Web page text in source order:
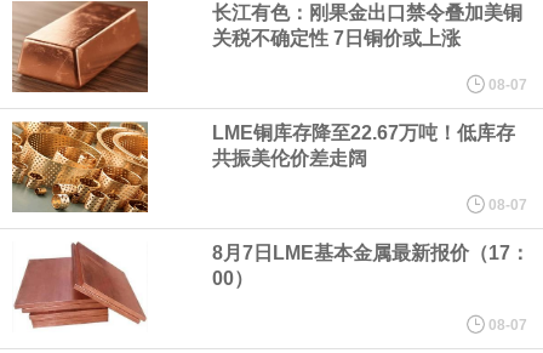
经过多年研发创新和技术积累，公司逐步形成了包括一体化关节集
成技术、高紧凑度机器人身体集成技术、机器人激光雷达全自研核
心技术等多项已商业化应用的核心技术并已应用于公司的高性能通
用人形机器人、四足机器人等产品。
美国总统特朗普6日否认他对国防部长赫格塞思不满，称对赫格塞思
所做的工作“非常满意”。特朗普在社交媒体上发帖称，一些媒体有关
长江有色：刚果金出口禁令叠加美铜
关税不确定性 7日铜价或上涨
08-07
LME铜库存降至22.67万吨！低库存
共振美伦价差走阔
08-07
8月7日LME基本金属最新报价（17：
00）
08-07